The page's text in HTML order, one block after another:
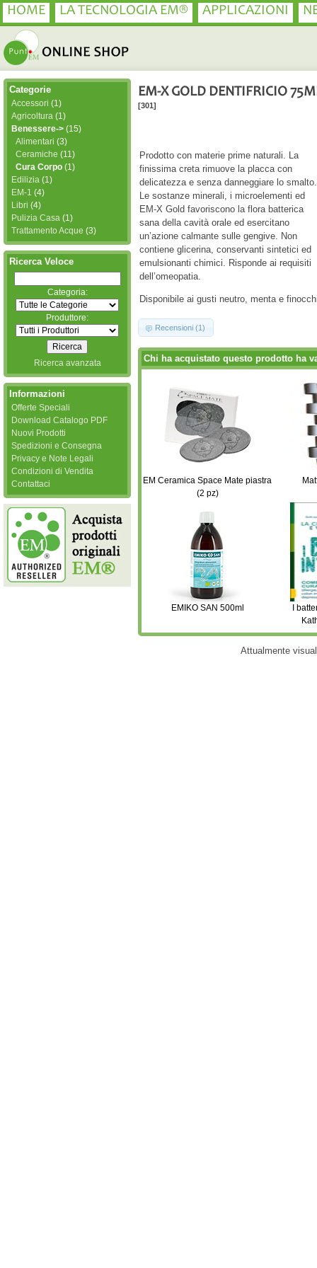
HOME LA TECNOLOGIA EM® APPLICAZIONI
EM-X GOLD DENTIFRICIO
[301]
Prodotto con materie prime naturali. La
finissima creta rimuove la placca con
delicatezza e senza danneggiare lo smalto.
Le sostanze minerali, i microelementi ed
EM-X Gold favoriscono la flora batterica
sana della cavità orale ed esercitano
un’azione calmante sulle gengive. Non
contiene glicerina, conservanti sintetici ed
emulsionanti chimici. Risponde ai requisiti
dell’omeopatia.
Disponibile ai gusti neutro, menta e
Recensioni (1)
Chi ha acquistato questo prodotto ha
EM Ceramica Space Mate piastra
(2 pz)
EMIKO SAN 500ml
I
Attualmente
Categorie
Accessori (1)
Agricoltura (1)
Benessere-> (15)
Alimentari (3)
Ceramiche (11)
Cura Corpo (1)
Edilizia (1)
EM-1 (4)
Libri (4)
Pulizia Casa (1)
Trattamento Acque (3)
Ricerca Veloce
Categoria:
Produttore:
Ricerca avanzata
Informazioni
Offerte Speciali
Download Catalogo PDF
Nuovi Prodotti
Spedizioni e Consegna
Privacy e Note Legali
Condizioni di Vendita
Contattaci